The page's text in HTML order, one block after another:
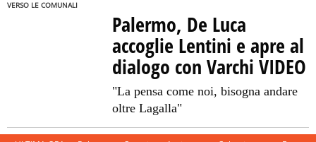
VERSO LE COMUNALI
Palermo, De Luca
accoglie Lentini e apre al
dialogo con Varchi VIDEO
"La pensa come noi, bisogna andare
oltre Lagalla"